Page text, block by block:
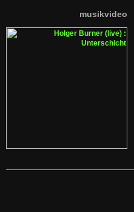
musikvideo